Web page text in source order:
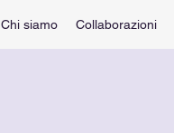
Chi siamo Collaborazioni